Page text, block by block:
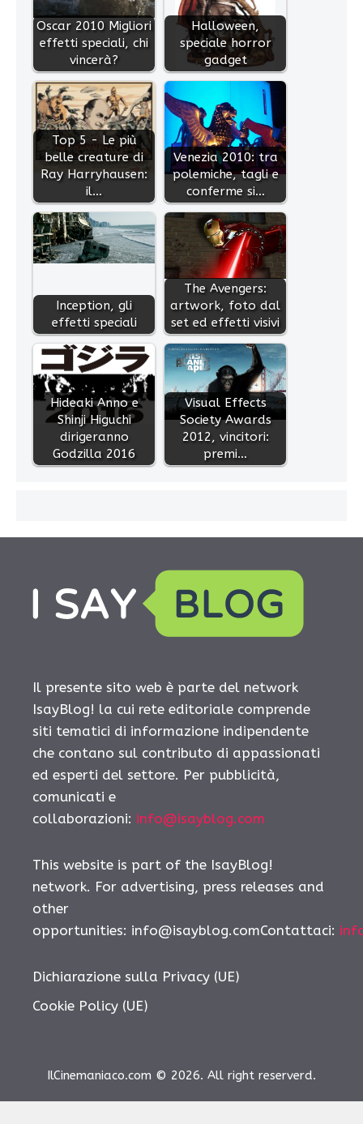
Oscar 2010 Migliori
effetti speciali, chi
vincerà?
Halloween,
speciale horror
gadget
Top 5 - Le più
belle creature di
Ray Harryhausen:
il…
Venezia 2010: tra
polemiche, tagli e
conferme si…
Inception, gli
effetti speciali
The Avengers:
artwork, foto dal
set ed effetti visivi
Hideaki Anno e
Shinji Higuchi
dirigeranno
Godzilla 2016
Visual Effects
Society Awards
2012, vincitori:
premi…
Il presente sito web è parte del network
IsayBlog! la cui rete editoriale comprende
siti tematici di informazione indipendente
che contano sul contributo di appassionati
ed esperti del settore. Per pubblicità,
comunicati e
collaborazioni: info@isayblog.com
This website is part of the IsayBlog!
network. For advertising, press releases and
other
opportunities: info@isayblog.comContattaci:
Dichiarazione sulla Privacy (UE)
Cookie Policy (UE)
IlCinemaniaco.com © 2026. All right reserverd.